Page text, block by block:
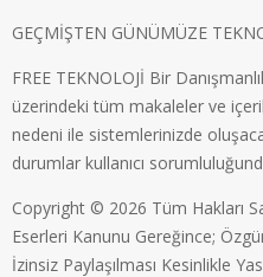
GEÇMİŞTEN GÜNÜMÜZE
FREE TEKNOLOJİ Bir
üzerindeki tüm makaleler ve
nedeni ile sistemlerinizde
durumlar kullanıcı
Copyright © 2026 Tüm Hakları
Eserleri Kanunu Gereğince;
İzinsiz Paylaşılması Kesinlikle